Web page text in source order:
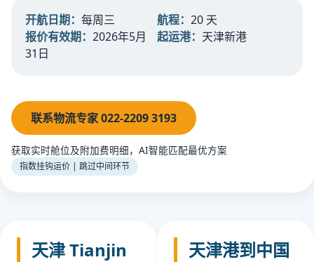
开航日期： 每周三 航程： 20 天
报价有效期： 2026年5月
31日
起运港： 天津新港
联系物流专家 022-2209 3193
获取实时舱位及附加费明细，AI智能匹配最优方案
指数挂钩运价 | 跳过中间环节
天津 Tianjin
天津港到中国